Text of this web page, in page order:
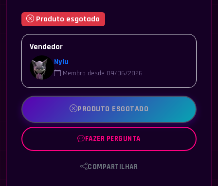
Produto esgotado
Vendedor
Nylu
Membro desde 09/06/2026
PRODUTO ESGOTADO
FAZER PERGUNTA
COMPARTILHAR